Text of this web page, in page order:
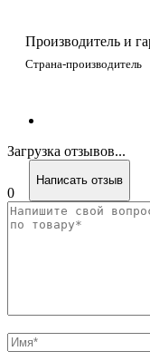
Производитель и
Страна-производитель
Загрузка отзывов...
0
Написать отзыв